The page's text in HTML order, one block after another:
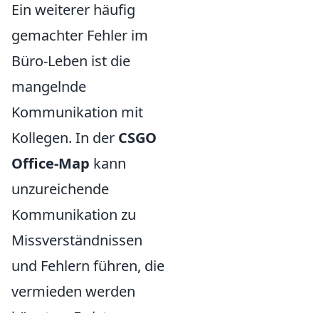
Ein weiterer häufig
gemachter Fehler im
Büro-Leben ist die
mangelnde
Kommunikation mit
Kollegen. In der CSGO
Office-Map kann
unzureichende
Kommunikation zu
Missverständnissen
und Fehlern führen, die
vermieden werden